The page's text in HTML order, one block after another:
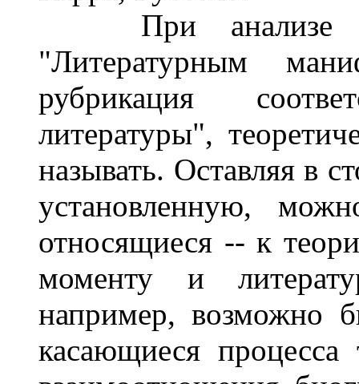
При анализе
"Литературным
рубрикация
литературы",
называть. Оставляя в
установленную,
относящиеся -- к
моменту и
например, возможно
касающиеся процесса